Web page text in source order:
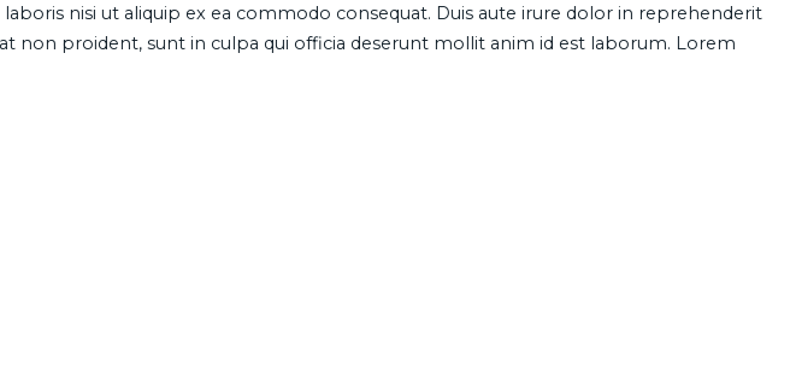
nisi ut aliquip ex ea commodo consequat. Duis aute irure dolor in reprehenderit
non proident, sunt in culpa qui officia deserunt mollit anim id est laborum. Lorem